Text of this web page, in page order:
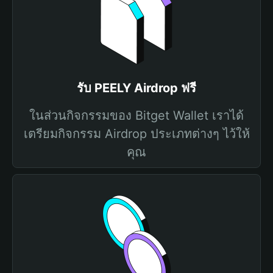
รับ PEELY Airdrop ฟรี
ในส่วนกิจกรรมของ Bitget Wallet เราได้
เตรียมกิจกรรม Airdrop ประเภทต่างๆ ไว้ให้
คุณ